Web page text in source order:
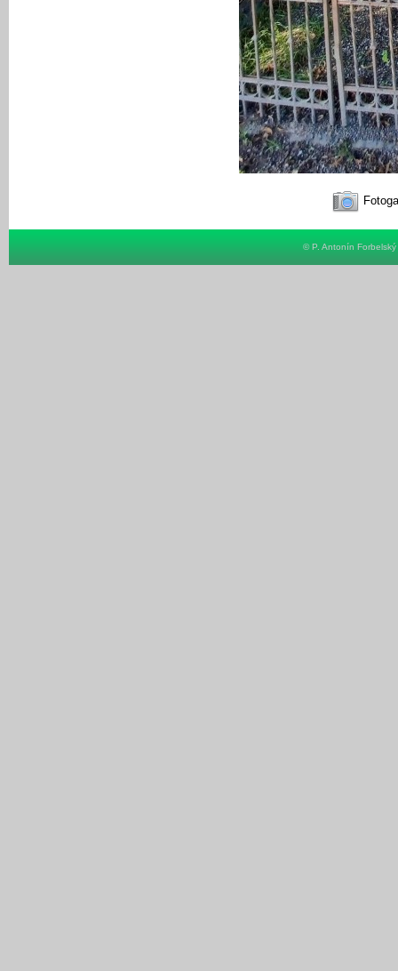
© P. Antonín